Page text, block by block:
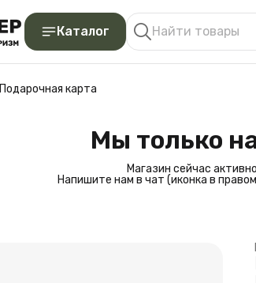
Каталог
Подарочная карта
Мы только
Магазин сейчас
Напишите нам в чат (иконка в